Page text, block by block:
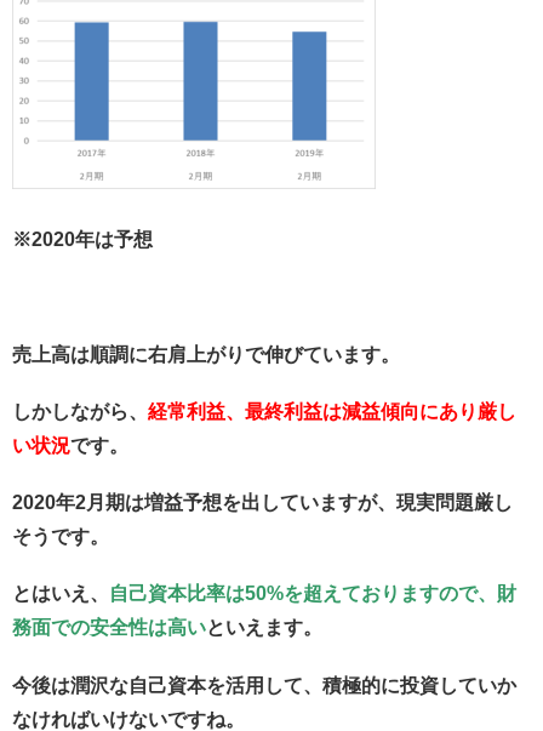
※2020年は予想
売上高は順調に右肩上がりで伸びています。
しかしながら、 経常利益、最終利益は減益傾向にあり厳し
い状況です。
2020年2月期は増益予想を出していますが、現実問題厳し
そうです。
とはいえ、
自己資本比率は50%を超えておりますので、財
務面での安全性は高いといえます。
今後は潤沢な自己資本を活用して、積極的に投資していか
なければいけないですね。